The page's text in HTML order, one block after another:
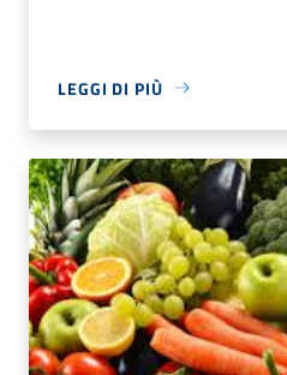
LEGGI DI PIÙ